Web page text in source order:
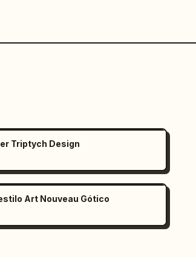
Triptych Design
Art Nouveau Gótico